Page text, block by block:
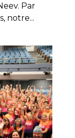
Par
notre...